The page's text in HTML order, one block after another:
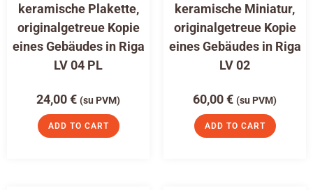
keramische Plakette,
originalgetreue Kopie
eines Gebäudes in Riga
LV 04 PL
24,00€ (su PVM)
ADD TO CART
keramische Miniatur,
originalgetreue Kopie
eines Gebäudes in Riga
LV 02
60,00€ (su PVM)
ADD TO CART